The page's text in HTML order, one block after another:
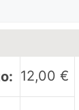
12,00 €